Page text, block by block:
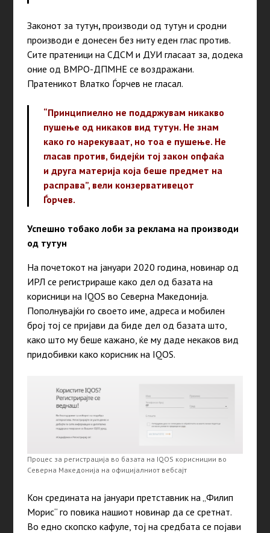
Законот за тутун, производи од тутун и сродни
производи е донесен без ниту еден глас против.
Сите пратеници на СДСМ и ДУИ гласаат за, додека
оние од ВМРО-ДПМНЕ се воздражани.
Пратеникот Влатко Ѓорчев не гласал.
“Принципиелно не поддржувам никакво
пушење од никаков вид тутун. Не знам
како го нарекуваат, но тоа е пушење. Не
гласав против, бидејќи тој закон опфаќа
и друга материја која беше предмет на
расправа”, вели конзервативецот
Ѓорчев.
Успешно тобако лоби за реклама на производи
од тутун
На почетокот на јануари 2020 година, новинар од
ИРЛ се регистрираше како дел од базата на
корисници на IQOS во Северна Македонија.
Пополнувајќи го своето име, адреса и мобилен
број тој се пријави да биде дел од базата што,
како што му беше кажано, ќе му даде некаков вид
придобивки како корисник на IQOS.
Процес за регистрација во базата на IQOS корисниции во
Северна Македонија на официјалниот вебсајт
Кон средината на јануари претставник на „Филип
Морис“ го повика нашиот новинар да се сретнат.
Во едно скопско кафуле, тој на средбата се појави